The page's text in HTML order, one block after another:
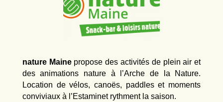
nature Mainepropose des activités de plein air et
des animations nature à l’Arche de la Nature.
Location de vélos, canoës, paddles et moments
conviviaux à l’Estaminet rythment la saison.